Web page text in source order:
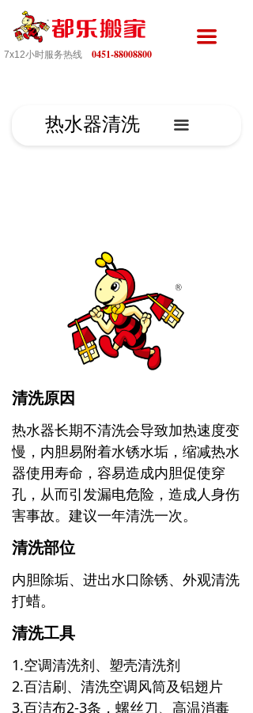
7x12小时服务热线 0451-88008800
끀
清洗原因
热水器长期不清洗会导致加热速度变
慢，内胆易附着水锈水垢，缩减热水
器使用寿命，容易造成内胆促使穿
孔，从而引发漏电危险，造成人身伤
害事故。建议一年清洗一次。
清洗部位
内胆除垢、进出水口除锈、外观清洗
打蜡。
清洗工具
1.空调清洗剂、塑壳清洗剂
2.百洁刷、清洗空调风筒及铝翅片
3.百洁布2-3条，螺丝刀、高温消毒
끀
热水器清洗